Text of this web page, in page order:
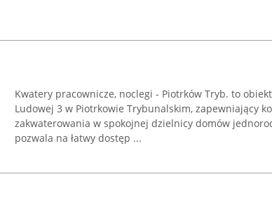
Kwatery pracownicze, noclegi - Piotrków Tryb. to
Ludowej 3 w Piotrkowie Trybunalskim, zapewniający
zakwaterowania w spokojnej dzielnicy domów
pozwala na łatwy dostęp ...